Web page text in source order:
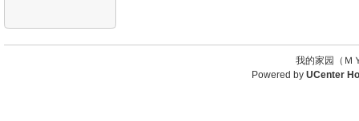
我的家园（
Powered by UCenter